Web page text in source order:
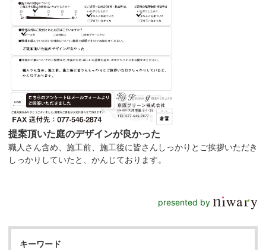
提案頂いた庭のデザインが良かった
職人さん含め、施工前、施工後に皆さんしっかりとご挨拶いただき
しっかりしていたと、かんじております。
presented by
キーワード